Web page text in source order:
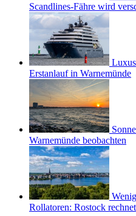
Scandlines-Fähre wird
Erstanlauf in Warnemünde
Warnemünde beobachten
Rollatoren: Rostock